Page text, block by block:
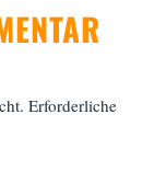
Erforderliche